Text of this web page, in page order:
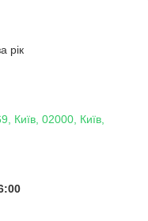
рік
Київ, 02000, Київ,